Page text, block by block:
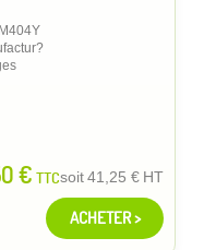
€ TTCsoit41,25 € HT
ACHETER >